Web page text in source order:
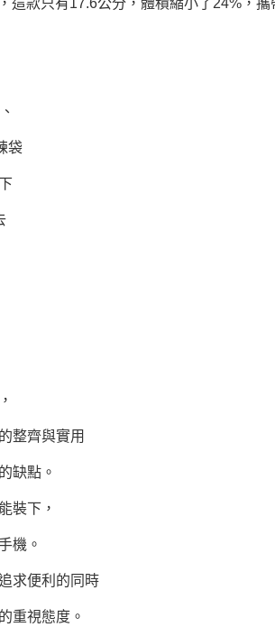
這款只有17.6公分，體積縮小了24%，
袋
整齊與實用
缺點。
裝下，
機。
求便利的同時
重視態度。